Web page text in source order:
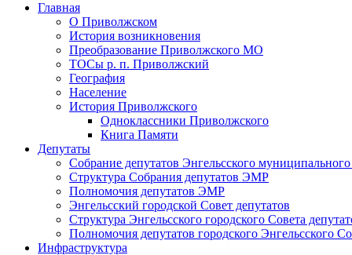
Главная
О Приволжском
История возникновения
Преобразование Приволжского МО
ТОСы р. п. Приволжский
География
Население
История Приволжского
Одноклассники Приволжского
Книга Памяти
Депутаты
Собрание депутатов Энгельсского
Структура Собрания депутатов ЭМР
Полномочия депутатов ЭМР
Энгельсский городской Совет депутатов
Структура Энгельсского городского Совета
Полномочия депутатов городского Энгельсского
Инфраструктура